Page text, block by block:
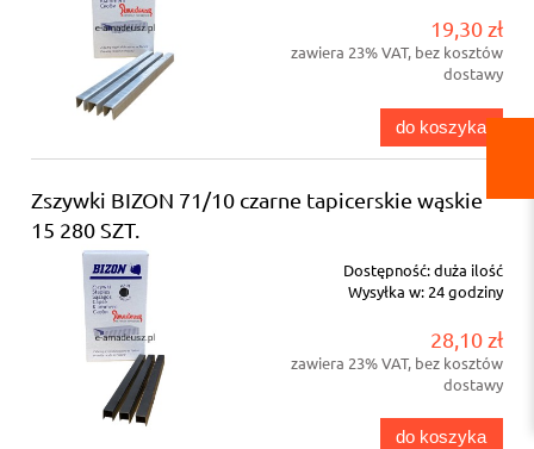
19,30 zł
zawiera 23% VAT, bez kosztów
dostawy
do koszyka
Zszywki BIZON 71/10 czarne tapicerskie wąskie
15 280 SZT.
Dostępność:duża ilość
Wysyłka w: 24 godziny
28,10 zł
zawiera 23% VAT, bez kosztów
dostawy
do koszyka